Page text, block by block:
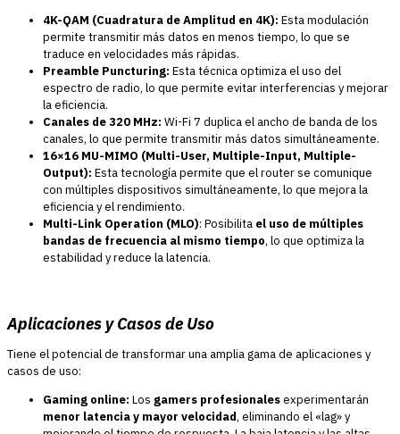
4K-QAM (Cuadratura de Amplitud en 4K): Esta modulación
permite transmitir más datos en menos tiempo, lo que se
traduce en velocidades más rápidas.
Preamble Puncturing: Esta técnica optimiza el uso del
espectro de radio, lo que permite evitar interferencias y mejorar
la eficiencia.
Canales de 320 MHz: Wi-Fi 7 duplica el ancho de banda de los
canales, lo que permite transmitir más datos simultáneamente.
16×16 MU-MIMO (Multi-User, Multiple-Input, Multiple-
Output): Esta tecnología permite que el router se comunique
con múltiples dispositivos simultáneamente, lo que mejora la
eficiencia y el rendimiento.
Multi-Link Operation (MLO): Posibilita el uso de múltiples
bandas de frecuencia al mismo tiempo, lo que optimiza la
estabilidad y reduce la latencia.
Aplicaciones y Casos de Uso
Tiene el potencial de transformar una amplia gama de aplicaciones y
casos de uso:
Gaming online: Los gamers profesionalesexperimentarán
menor latencia y mayor velocidad, eliminando el «lag» y